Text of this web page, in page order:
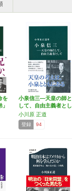
を
小泉信三―天皇の師と
して、自由主義者とし
て …
小川原 正道
登録 94